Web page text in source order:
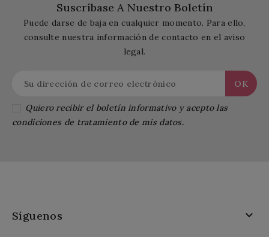
Suscríbase A Nuestro Boletín
Puede darse de baja en cualquier momento. Para ello,
consulte nuestra información de contacto en el aviso
legal.
Quiero recibir el boletín informativo y acepto las
condiciones de tratamiento de mis datos.
Síguenos 